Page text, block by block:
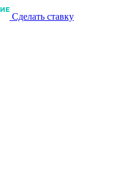
Сделать ставку